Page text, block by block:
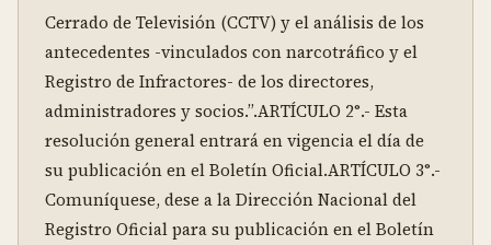
Cerrado de Televisión (CCTV) y el análisis de los
antecedentes -vinculados con narcotráfico y el
Registro de Infractores- de los directores,
administradores y socios.”.ARTÍCULO 2°.- Esta
resolución general entrará en vigencia el día de
su publicación en el Boletín Oficial.ARTÍCULO 3°.-
Comuníquese, dese a la Dirección Nacional del
Registro Oficial para su publicación en el Boletín